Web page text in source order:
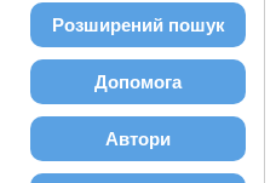
Розширений пошук
Допомога
Автори